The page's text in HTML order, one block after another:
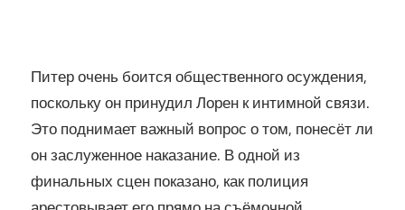
Питер очень боится общественного осуждения,
поскольку он принудил Лорен к интимной связи.
Это поднимает важный вопрос о том, понесёт ли
он заслуженное наказание. В одной из
финальных сцен показано, как полиция